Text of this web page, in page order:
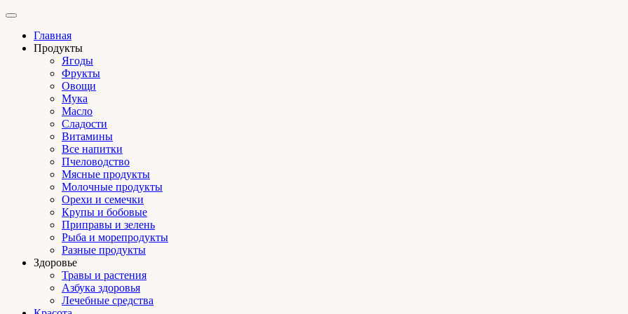
Главная
Продукты
Ягоды
Фрукты
Овощи
Мука
Масло
Сладости
Витамины
Все напитки
Пчеловодство
Мясные продукты
Молочные продукты
Орехи и семечки
Крупы и бобовые
Приправы и зелень
Рыба и морепродукты
Разные продукты
Здоровье
Травы и растения
Азбука здоровья
Лечебные средства